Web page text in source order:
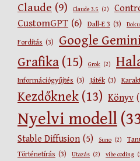
Claude (9) Claude 3.5 (2)
CustomGPT (6) Dall-E 3 (3)
Fordítás (3) Google
Grafika (15) Grok (2)
Információgyűjtés (3) Játék (3)
Kezdőknek (13) Könyv
Nyelvi modell
Stable Diffusion (5) Suno (2)
Történetírás (3) Utazás (2) vibe coding